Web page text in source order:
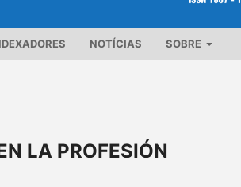
NOTÍCIAS SOBRE
LA PROFESIÓN